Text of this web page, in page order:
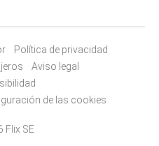
Política de privacidad
Aviso legal
de las cookies
Flix SE